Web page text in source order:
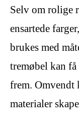
Selv om rolige
ensartede
brukes med
tremøbel kan
frem. Omvendt
materialer